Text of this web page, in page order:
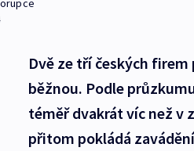
Dvě ze tří českých
běžnou. Podle
téměř dvakrát víc než v
přitom pokládá